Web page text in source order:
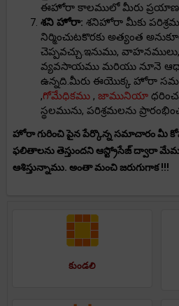
ఈహోరా కాలములో మీరు
శని హోరా: శనిహోరా మీకు
నిర్మించుటకొరకు అత్యంత
చెప్పవచ్చు.ఇనుము,
వ్యవసాయము మరియు నూనె
ఉన్నది.మీరు ఈయొక్క హోరా
,గోమేధికము , జామునియా
స్థలమును, పరిశ్రమలను
హోరా గురించి పైన పేర్కొన్న సమాచారం మీ
ఫలితాలను తెస్తుందని ఆస్ట్రోసేజ్ ద్వారా
ఆశిస్తున్నాము. అంతా మంచి జరుగుగాక !!!
కుండలి